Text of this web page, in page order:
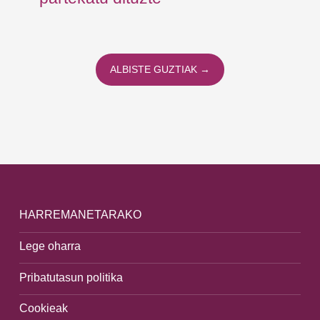
ALBISTE GUZTIAK →
HARREMANETARAKO
Lege oharra
Pribatutasun politika
Cookieak